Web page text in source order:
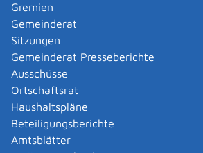
Gremien
Gemeinderat
Sitzungen
Gemeinderat Presseberichte
Ausschüsse
Ortschaftsrat
Haushaltspläne
Beteiligungsberichte
Amtsblätter
Die für den Anlagenstandort örtlich
Immissionsschutzbehörde ist
in Stadtkreisen, Großen
unteren Verwaltungsbehörden
Verwaltungsgemeinschaften: die
ansonsten das Landratsamt
Landratsamt Reutlingen